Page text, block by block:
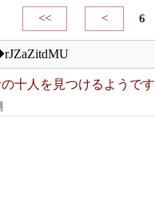
<< < 6
十人を見つけるようです